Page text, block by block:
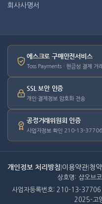
회사사명서
에스크로 구매안전서비스
Toss Payments · 현금성 결제 거
SSL 보안 인증
개인·결제정보 암호화 전송
공정거래위원회 인증
사업자정보 확인 210-13-37706
개인정보 처리방침 이용약관 청
상호명: 샵오브
사업자등록번호: 210-13-37706
2025-고